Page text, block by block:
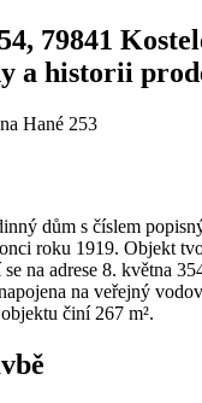
79841
a historii
Hané 253
dům s číslem
roku 1919. Objekt
na adrese 8. května
na veřejný
činí 267 m².